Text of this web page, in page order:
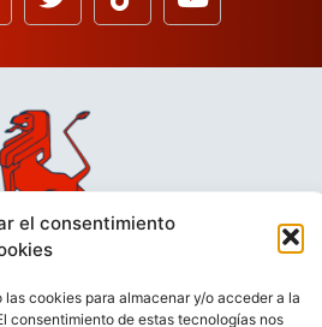
el consentimiento
cookies para almacenar y/o acceder a la
consentimiento de estas tecnologías nos